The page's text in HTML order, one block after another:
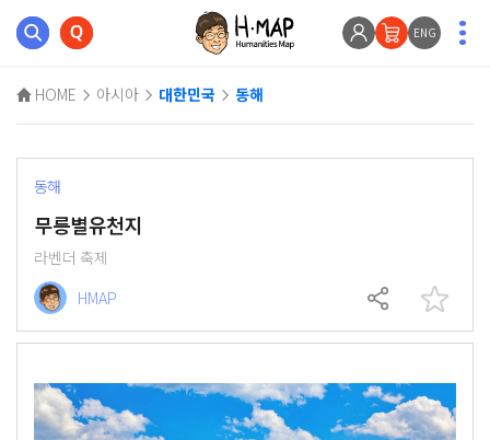
ENG
HOME 아시아 대한민국 동해
동해
무릉별유천지
라벤더 축제
HMAP